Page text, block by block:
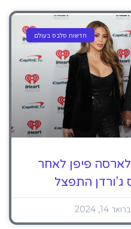
חדשות סלבס בעולם
פיפן לאחר
ג'ורדן התפצל
14, 2024